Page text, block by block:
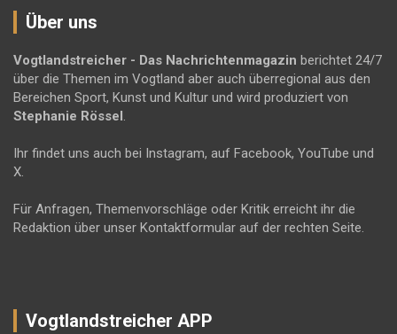
Über uns
Vogtlandstreicher - Das Nachrichtenmagazin berichtet 24/7
über die Themen im Vogtland aber auch überregional aus den
Bereichen Sport, Kunst und Kultur und wird produziert von
Stephanie Rössel .
Ihr findet uns auch bei Instagram, auf Facebook, YouTube und
X.
Für Anfragen, Themenvorschläge oder Kritik erreicht ihr die
Redaktion über unser Kontaktformular auf der rechten Seite.
Vogtlandstreicher APP